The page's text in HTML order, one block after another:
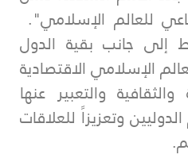
للعالم الإسلامي".
إلى جانب بقية الدول
الإسلامي الاقتصادية
والتعبير عنها
وتعزيزاً للعلاقات